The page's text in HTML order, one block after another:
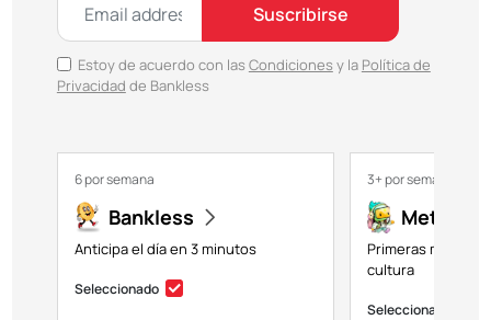
Suscribirse
Estoy de acuerdo con las Condiciones y la Política de
Privacidad de Bankless
6 por semana
Bankless
Anticipa el día en 3 minutos
Seleccionado
3+ por semana
Primeras miradas
cultura
Seleccionado